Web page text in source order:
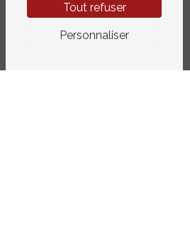
Tout refuser
Personnaliser